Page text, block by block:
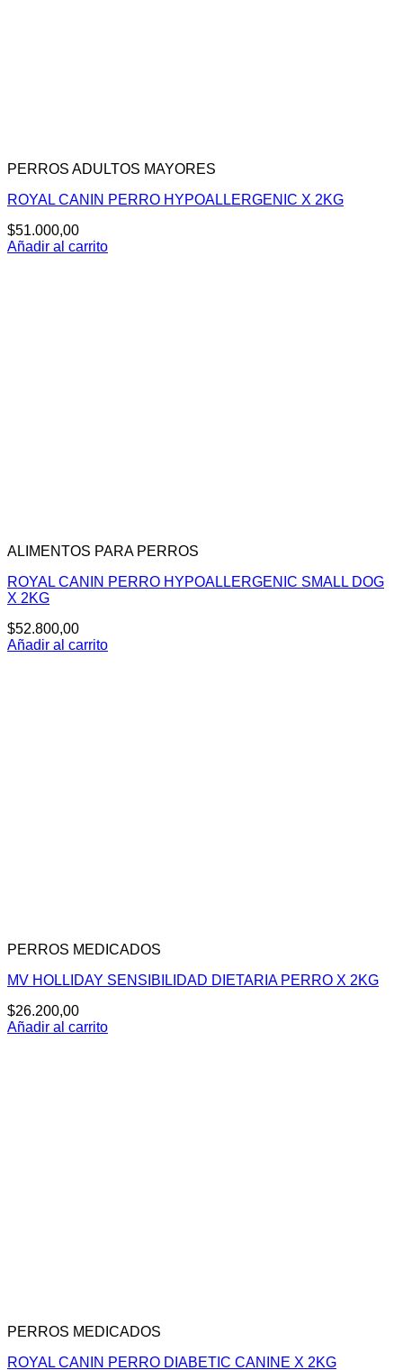
PERROS ADULTOS MAYORES
ROYAL CANIN PERRO HYPOALLERGENIC X 2KG
$51.000,00
Añadir al carrito
ALIMENTOS PARA PERROS
ROYAL CANIN PERRO HYPOALLERGENIC SMALL DOG
X 2KG
$52.800,00
Añadir al carrito
PERROS MEDICADOS
MV HOLLIDAY SENSIBILIDAD DIETARIA PERRO X 2KG
$26.200,00
Añadir al carrito
PERROS MEDICADOS
ROYAL CANIN PERRO DIABETIC CANINE X 2KG